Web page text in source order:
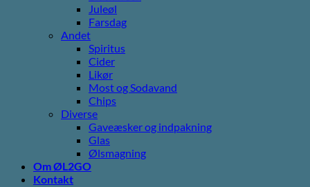
Juleøl
Farsdag
Andet
Spiritus
Cider
Likør
Most og Sodavand
Chips
Diverse
Gaveæsker og indpakning
Glas
Ølsmagning
Om ØL2GO
Kontakt